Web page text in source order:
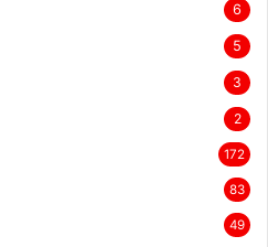
6
5
3
2
172
83
49